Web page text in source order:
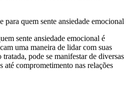
para quem sente ansiedade emocional
sente ansiedade emocional é
uma maneira de lidar com suas
tratada, pode se manifestar de diversas
até comprometimento nas relações